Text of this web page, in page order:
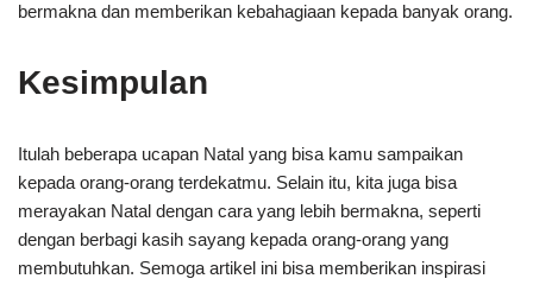
bermakna dan memberikan kebahagiaan kepada banyak orang.
Kesimpulan
Itulah beberapa ucapan Natal yang bisa kamu sampaikan
kepada orang-orang terdekatmu. Selain itu, kita juga bisa
merayakan Natal dengan cara yang lebih bermakna, seperti
dengan berbagi kasih sayang kepada orang-orang yang
membutuhkan. Semoga artikel ini bisa memberikan inspirasi